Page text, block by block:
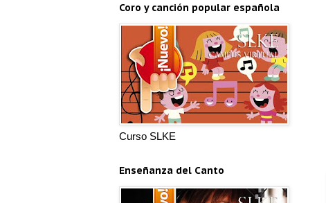
Coro y canción popular española
Curso SLKE
Enseñanza del Canto